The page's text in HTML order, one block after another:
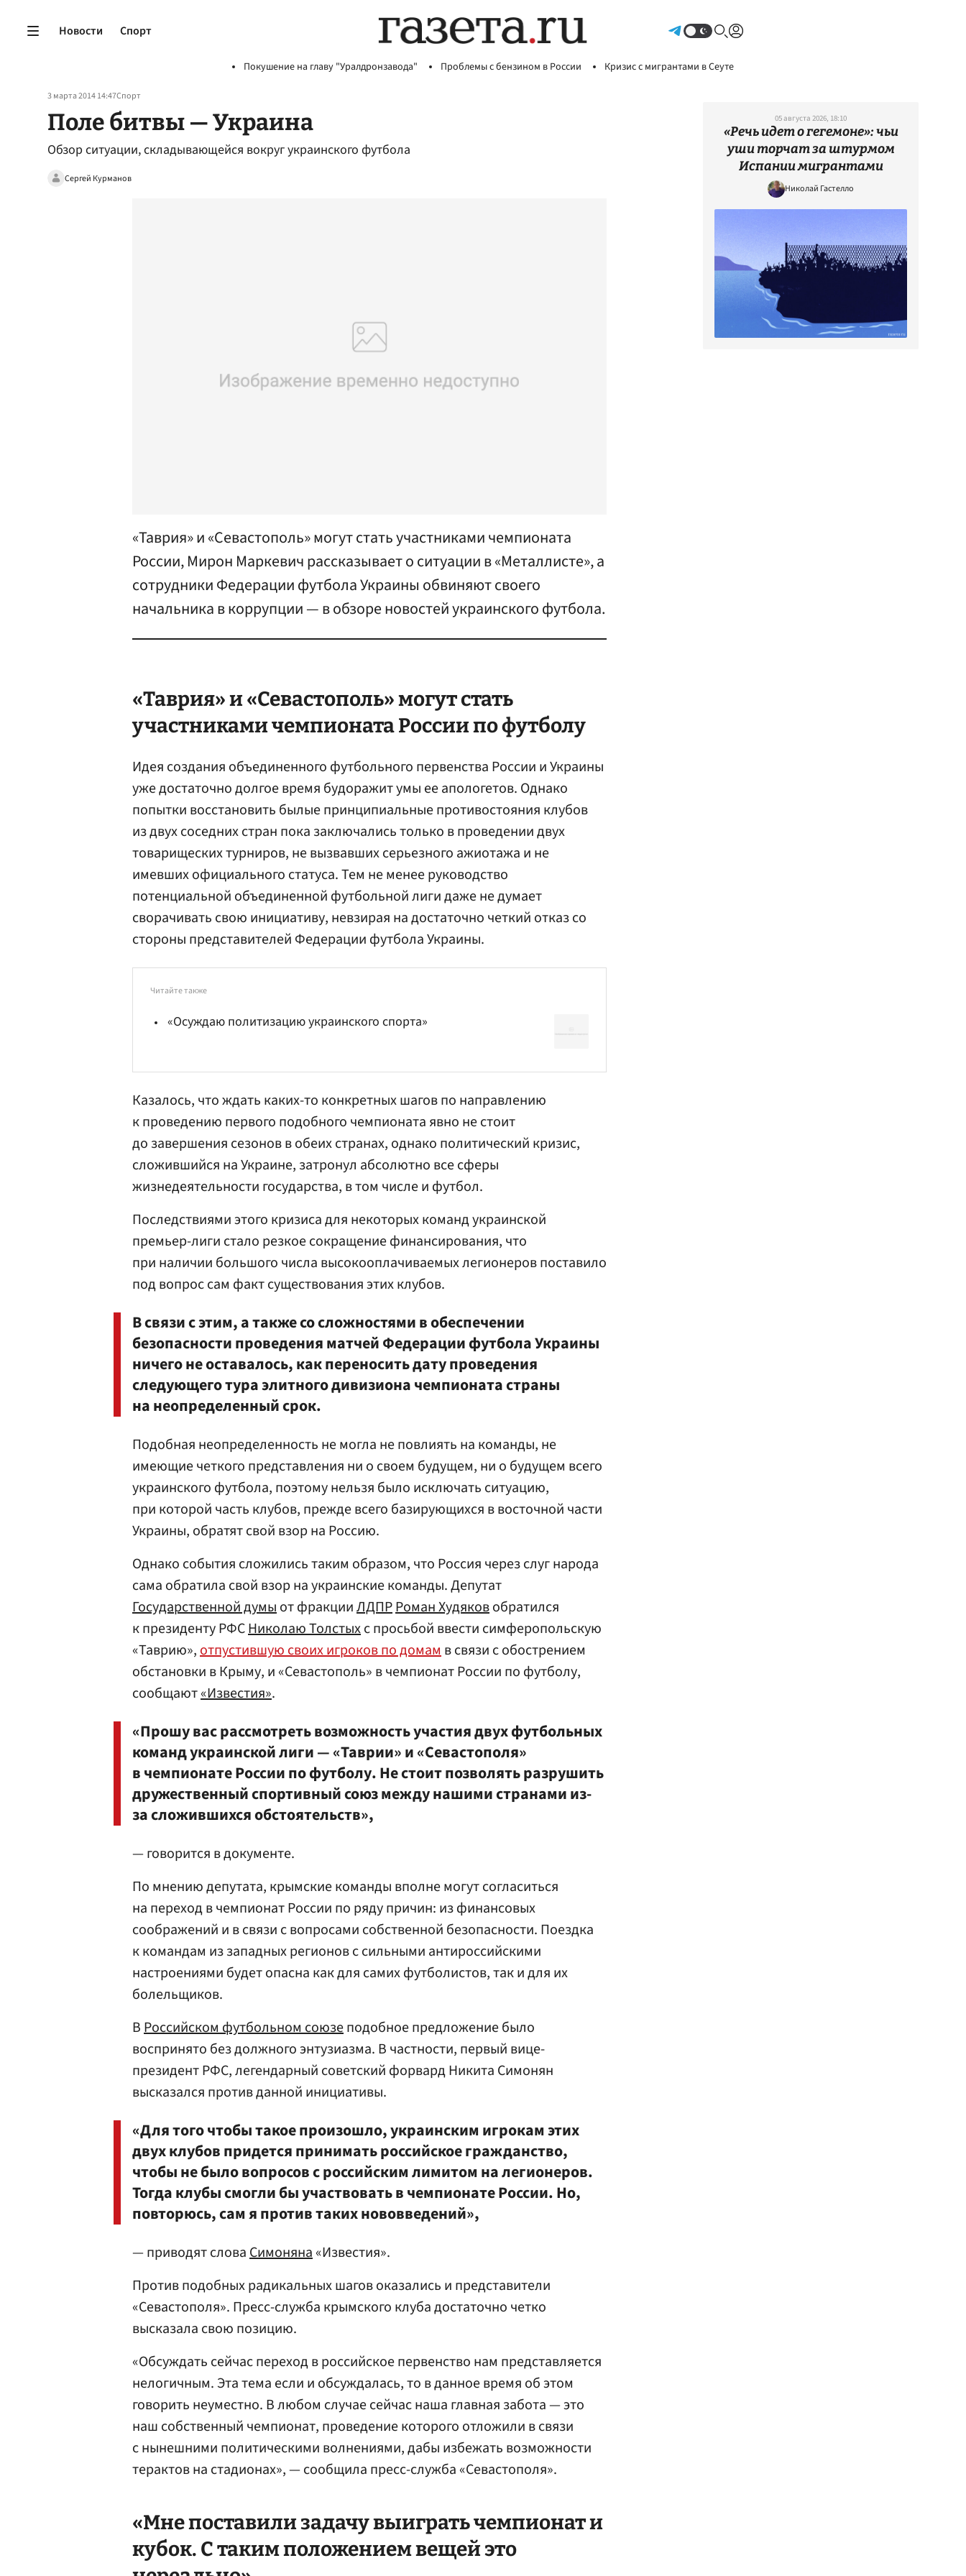
Новости Спорт
Покушение на главу "Уралдронзавода" Проблемы с бензином в России Кризис с мигрантами в Сеуте
3 марта 2014 14:47Спорт
Поле битвы — Украина
Обзор ситуации, складывающейся вокруг украинского футбола
Сергей Курманов
«Таврия» и «Севастополь» могут стать участниками чемпионата
России, Мирон Маркевич рассказывает о ситуации в «Металлисте», а
сотрудники Федерации футбола Украины обвиняют своего
начальника в коррупции — в обзоре новостей украинского футбола.
«Таврия» и «Севастополь» могут стать
участниками чемпионата России по футболу
Идея создания объединенного футбольного первенства России и Украины
уже достаточно долгое время будоражит умы ее апологетов. Однако
попытки восстановить былые принципиальные противостояния клубов
из двух соседних стран пока заключались только в проведении двух
товарищеских турниров, не вызвавших серьезного ажиотажа и не
имевших официального статуса. Тем не менее руководство
потенциальной объединенной футбольной лиги даже не думает
сворачивать свою инициативу, невзирая на достаточно четкий отказ со
стороны представителей Федерации футбола Украины.
Читайте также
«Осуждаю политизацию украинского спорта»
Казалось, что ждать каких-то конкретных шагов по направлению
к проведению первого подобного чемпионата явно не стоит
до завершения сезонов в обеих странах, однако политический кризис,
сложившийся на Украине, затронул абсолютно все сферы
жизнедеятельности государства, в том числе и футбол.
Последствиями этого кризиса для некоторых команд украинской
премьер-лиги стало резкое сокращение финансирования, что
при наличии большого числа высокооплачиваемых легионеров поставило
под вопрос сам факт существования этих клубов.
В связи с этим, а также со сложностями в обеспечении
безопасности проведения матчей Федерации футбола Украины
ничего не оставалось, как переносить дату проведения
следующего тура элитного дивизиона чемпионата страны
на неопределенный срок.
Подобная неопределенность не могла не повлиять на команды, не
имеющие четкого представления ни о своем будущем, ни о будущем всего
украинского футбола, поэтому нельзя было исключать ситуацию,
при которой часть клубов, прежде всего базирующихся в восточной части
Украины, обратят свой взор на Россию.
Однако события сложились таким образом, что Россия через слуг народа
сама обратила свой взор на украинские команды. Депутат
Государственной думыот фракцииЛДПРРоман Худяковобратился
к президенту РФСНиколаю Толстыхс просьбой ввести симферопольскую
«Таврию»,отпустившую своих игроков по домамв связи с обострением
обстановки в Крыму, и «Севастополь» в чемпионат России по футболу,
сообщают«Известия».
«Прошу вас рассмотреть возможность участия двух футбольных
команд украинской лиги — «Таврии» и «Севастополя»
в чемпионате России по футболу. Не стоит позволять разрушить
дружественный спортивный союз между нашими странами из-
за сложившихся обстоятельств»,
— говорится в документе.
По мнению депутата, крымские команды вполне могут согласиться
на переход в чемпионат России по ряду причин: из финансовых
соображений и в связи с вопросами собственной безопасности. Поездка
к командам из западных регионов с сильными антироссийскими
настроениями будет опасна как для самих футболистов, так и для их
болельщиков.
ВРоссийском футбольном союзеподобное предложение было
воспринято без должного энтузиазма. В частности, первый вице-
президент РФС, легендарный советский форвард Никита Симонян
высказался против данной инициативы.
«Для того чтобы такое произошло, украинским игрокам этих
двух клубов придется принимать российское гражданство,
чтобы не было вопросов с российским лимитом на легионеров.
Тогда клубы смогли бы участвовать в чемпионате России. Но,
повторюсь, сам я против таких нововведений»,
— приводят словаСимоняна«Известия».
Против подобных радикальных шагов оказались и представители
«Севастополя». Пресс-служба крымского клуба достаточно четко
высказала свою позицию.
«Обсуждать сейчас переход в российское первенство нам представляется
нелогичным. Эта тема если и обсуждалась, то в данное время об этом
говорить неуместно. В любом случае сейчас наша главная забота — это
наш собственный чемпионат, проведение которого отложили в связи
с нынешними политическими волнениями, дабы избежать возможности
терактов на стадионах», — сообщила пресс-служба «Севастополя».
«Мне поставили задачу выиграть чемпионат и
кубок. С таким положением вещей это
05 августа 2026, 18:10
«Речь идет о гегемоне»: чьи
уши торчат за штурмом
Испании мигрантами
Николай Гастелло